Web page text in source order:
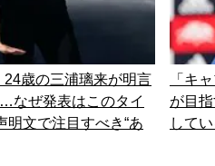
24歳の三浦璃来が明言
なぜ発表はこのタイ
明文で注目すべき“あ
「キ
が目
して